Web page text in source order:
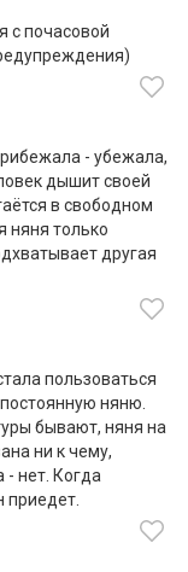
с почасовой
- убежала,
дышит своей
в свободном
няня только
другая
пользоваться
няню.
бывают, няня на
ни к чему,
- нет. Когда
приедет.